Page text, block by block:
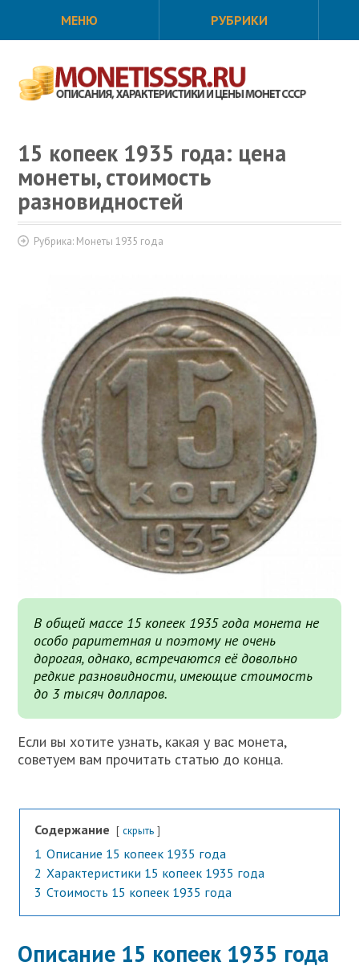
МЕНЮ РУБРИКИ
15 копеек 1935 года: цена
монеты, стоимость
разновидностей
Рубрика: Монеты 1935 года
В общей массе 15 копеек 1935 года монета не
особо раритетная и поэтому не очень
дорогая, однако, встречаются её довольно
редкие разновидности, имеющие стоимость
до 3 тысяч долларов.
Если вы хотите узнать, какая у вас монета,
советуем вам прочитать статью до конца.
Содержание скрыть
1 Описание 15 копеек 1935 года
2 Характеристики 15 копеек 1935 года
3 Стоимость 15 копеек 1935 года
Описание 15 копеек 1935 года